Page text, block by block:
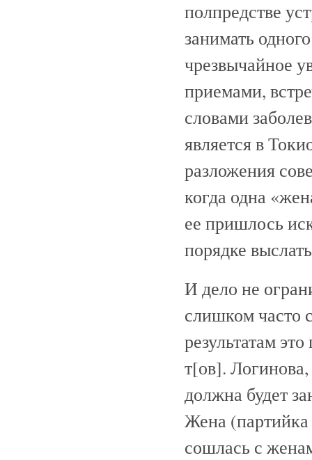
полпредстве
занимать
чрезвычайное
приемами,
словами
является в
разложения
когда одна
ее пришлось
порядке
И дело не
слишком часто
результатам
т[ов].
должна будет
Жена (партийка
сошлась с